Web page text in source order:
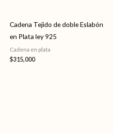
Cadena Tejido de doble Eslabón
en Plata ley 925
Cadena en plata
$315,000